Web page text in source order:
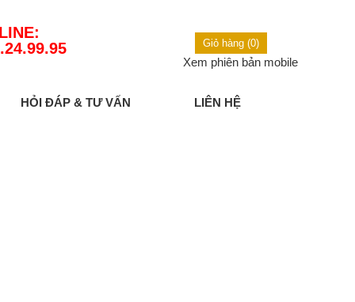
Giỏ hàng (0)
Xem phiên bản mobile
HỎI ĐÁP & TƯ VẤN LIÊN HỆ